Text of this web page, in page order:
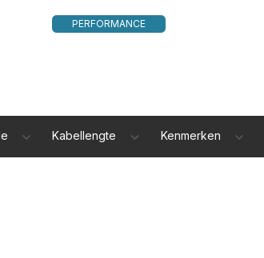
PERFORMANCE
Kabellengte Kenmerken